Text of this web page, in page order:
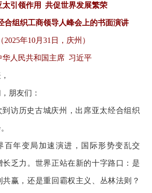
太引领作用 共促世界发展繁荣
组织工商领导人峰会上的书面演讲
（2025年10月31日，庆州）
华人民共和国主席 习近平
朋友们：
到访历史古城庆州，出席亚太经合组织
百年变局加速演进，国际形势变乱交
长乏力。世界正站在新的十字路口：是
共赢，还是重回霸权主义、丛林法则？